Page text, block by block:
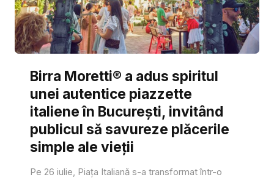
Birra Moretti® a adus spiritul
unei autentice piazzette
italiene în București, invitând
publicul să savureze plăcerile
simple ale vieții
Pe 26 iulie, Piața Italiană s-a transformat într-o